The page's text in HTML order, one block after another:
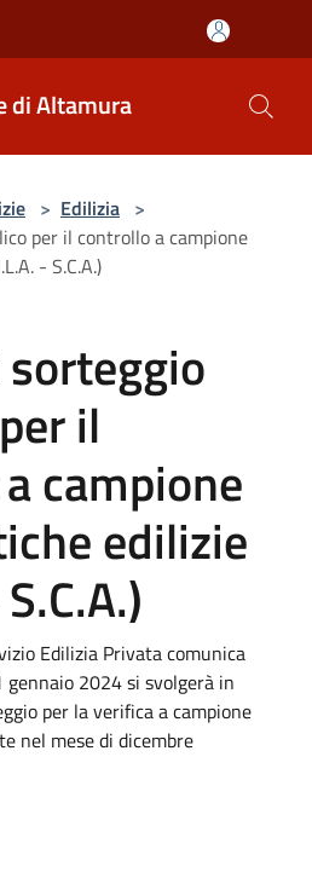
di Altamura
> Edilizia >
per il controllo a campione
- S.C.A.)
il
campione
edilizie
Edilizia Privata comunica
2024 si svolgerà in
per la verifica a campione
nel mese di dicembre